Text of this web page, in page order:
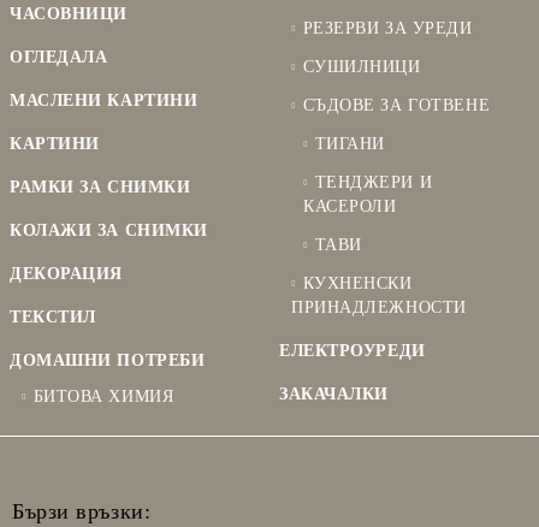
ЧАСОВНИЦИ
ОГЛЕДАЛА
МАСЛЕНИ КАРТИНИ
КАРТИНИ
РАМКИ ЗА СНИМКИ
КОЛАЖИ ЗА СНИМКИ
ДЕКОРАЦИЯ
ТЕКСТИЛ
ДОМАШНИ ПОТРЕБИ
БИТОВА ХИМИЯ
РЕЗЕРВИ ЗА УРЕДИ
СУШИЛНИЦИ
СЪДОВЕ ЗА ГОТВЕНЕ
ТИГАНИ
ТЕНДЖЕРИ И
КАСЕРОЛИ
ТАВИ
КУХНЕНСКИ
ПРИНАДЛЕЖНОСТИ
ЕЛЕКТРОУРЕДИ
ЗАКАЧАЛКИ
Бързи връзки: